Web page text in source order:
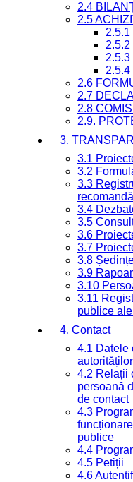
2.4
2.5
2.6
2.7
2.8
2.9.
3.
3.1
3.2
3.3
3.4
3.5
3.6
3.7
3.8
3.9
3.10
3.11
publice
4. Contact
4.1 Datele
4.2 Relații
persoană
de contact
4.3
publice
4.4
4.5 Petiții
4.6